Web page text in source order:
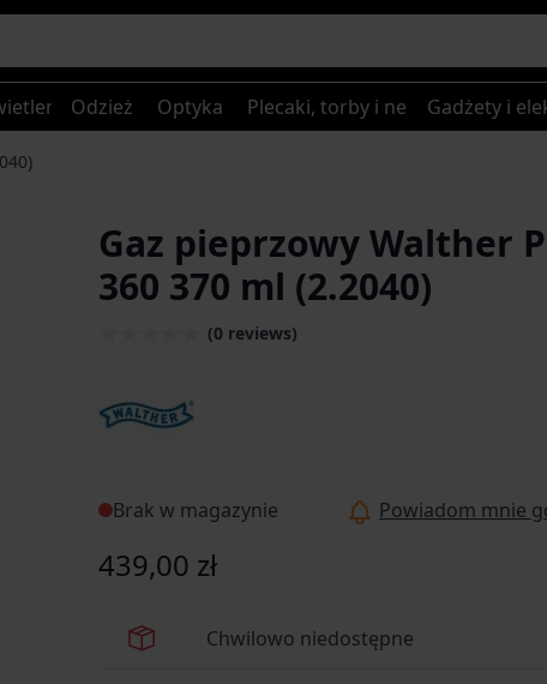
Odzież Optyka Plecaki, torby i nerkiGadżety i
Gaz pieprzowy Walther
360 370 ml (2.2040)
(0 reviews)
Brak w magazynie Powiadom mnie
439,00 zł
Chwilowo niedostępne